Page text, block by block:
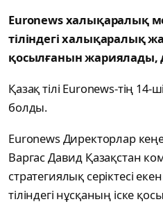
Euronews халықаралық
тіліндегі халықаралық
қосылғанын жариялады,
Қазақ тілі Euronews-тің 14-
болды.
Euronews Директорлар
Варгас Давид Қазақстан
стратегиялық серіктесі
тіліндегі нұсқаның іске